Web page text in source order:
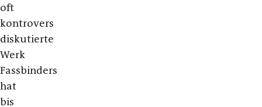
oft
kontrovers
diskutierte
Werk
Fassbinders
hat
bis